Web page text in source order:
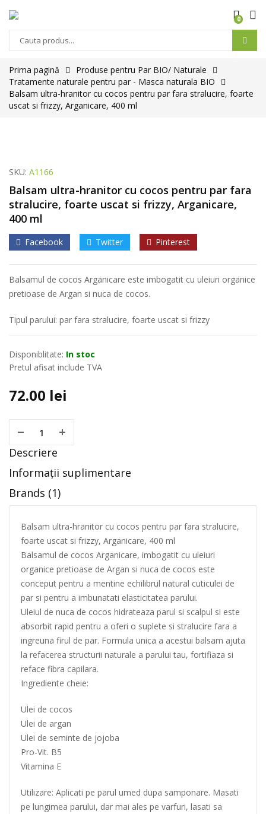
0
Prima pagină
Produse pentru Par BIO/ Naturale
Tratamente naturale pentru par - Masca naturala BIO
Balsam ultra-hranitor cu cocos pentru par fara stralucire, foarte
uscat si frizzy, Arganicare, 400 ml
SKU: A1166
Balsam ultra-hranitor cu cocos pentru par fara
stralucire, foarte uscat si frizzy, Arganicare,
400 ml
Facebook Twitter Pinterest
Balsamul de cocos Arganicare este imbogatit cu uleiuri organice
pretioase de Argan si nuca de cocos.
Tipul parului: par fara stralucire, foarte uscat si frizzy
Disponiblitate: In stoc
Pretul afisat include TVA
72.00 lei
Descriere
Informații suplimentare
Brands (1)
Balsam ultra-hranitor cu cocos pentru par fara stralucire,
foarte uscat si frizzy, Arganicare, 400 ml
Balsamul de cocos Arganicare, imbogatit cu uleiuri
organice pretioase de Argan si nuca de cocos este
conceput pentru a mentine echilibrul natural cuticulei de
par si pentru a imbunatati elasticitatea parului.
Uleiul de nuca de cocos hidrateaza parul si scalpul si este
absorbit rapid pentru a oferi o suplete si stralucire fara a
ingreuna firul de par. Formula unica a acestui balsam ajuta
la refacerea structurii naturale a parului tau, fortifiaza si
reface fibra capilara.
Ingrediente cheie:
Ulei de cocos
Ulei de argan
Ulei de seminte de jojoba
Pro-Vit. B5
Vitamina E
Utilizare: Aplicati pe parul umed dupa samponare. Masati
pe lungimea parului, dar mai ales pe varfuri, lasati sa